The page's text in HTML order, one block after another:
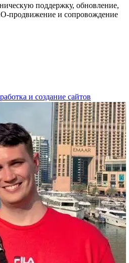
поддержку, обновление,
продвижение и сопровождение
и создание сайтов